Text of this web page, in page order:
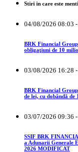
Stiri in care este
04/08/2026 08:03
BRK Financial
obligaţiuni de 10
03/08/2026 16:28
BRK Financial Group
de lei, cu dobândă de
03/07/2026 09:36
SSIF BRK
a Adunarii Generale
2026 MODIFICAT